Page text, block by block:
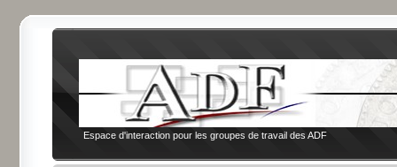
Espace d'interaction pour les groupes de travail des ADF